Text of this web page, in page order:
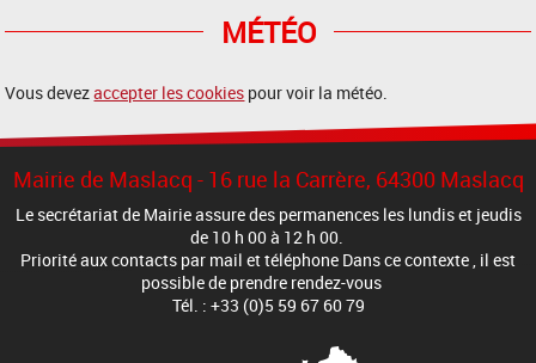
MÉTÉO
Vous devezaccepter les cookies pour voir la météo.
Mairie de Maslacq - 16 rue la Carrère, 64300 Maslacq
Le secrétariat de Mairie assure des permanences les lundis et jeudis
de 10 h 00 à 12 h 00.
Priorité aux contacts par mail et téléphone Dans ce contexte , il est
possible de prendre rendez-vous
Tél. : +33 (0)5 59 67 60 79